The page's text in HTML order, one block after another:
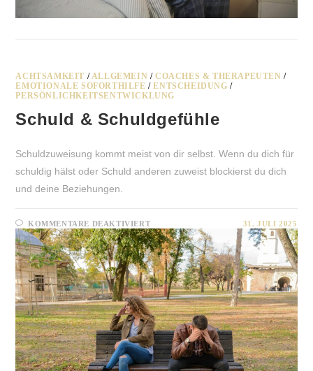
ACHTSAMKEIT /ALLGEMEIN /COACHES & THERAPEUTEN /
EMOTIONALE SOFORTHILFE /ENTSCHEIDUNG /
PERSÖNLICHKEITSENTWICKLUNG
Schuld & Schuldgefühle
Schuldzuweisung kommt meist von dir selbst. Wenn du dich für
schuldig hälst oder Schuld anderen zuweist blockierst du dich
und deine Beziehungen.
KOMMENTARE DEAKTIVIERTFÜR
SCHULD
&
SCHULDGEFÜHLE
31. JULI 2025